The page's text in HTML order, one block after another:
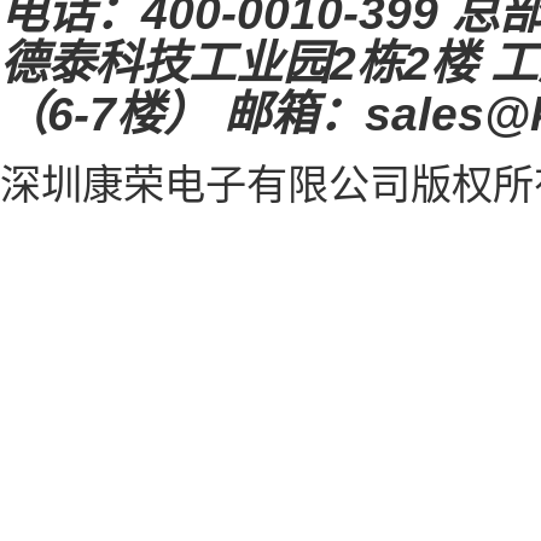
电话：400-0010-399 总
德泰科技工业园2栋2楼
（6-7楼）
邮箱：
深圳康荣电子有限公司 版权